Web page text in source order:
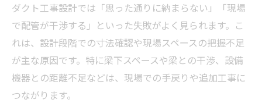
ダクト工事設計では「思った通りに納まらない」「現場
で配管が干渉する」といった失敗がよく見られます。こ
れは、設計段階での寸法確認や現場スペースの把握不足
が主な原因です。特に梁下スペースや梁との干渉、設備
機器との距離不足などは、現場での手戻りや追加工事に
つながります。